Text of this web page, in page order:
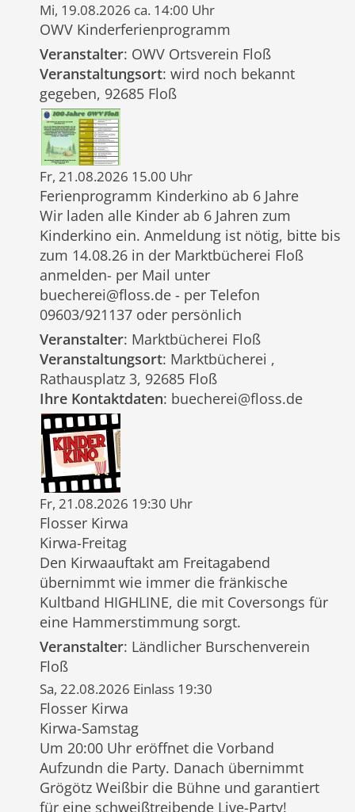
Mi, 19.08.2026 ca. 14:00 Uhr
OWV Kinderferienprogramm
Veranstalter: OWV Ortsverein Floß
Veranstaltungsort: wird noch bekannt
gegeben, 92685 Floß
Fr, 21.08.2026 15.00 Uhr
Ferienprogramm Kinderkino ab 6 Jahre
Wir laden alle Kinder ab 6 Jahren zum
Kinderkino ein. Anmeldung ist nötig, bitte bis
zum 14.08.26 in der Marktbücherei Floß
anmelden- per Mail unter
buecherei@floss.de - per Telefon
09603/921137 oder persönlich
Veranstalter: Marktbücherei Floß
Veranstaltungsort: Marktbücherei ,
Rathausplatz 3, 92685 Floß
Ihre Kontaktdaten: buecherei@floss.de
Fr, 21.08.2026 19:30 Uhr
Flosser Kirwa
Kirwa-Freitag
Den Kirwaauftakt am Freitagabend
übernimmt wie immer die fränkische
Kultband HIGHLINE, die mit Coversongs für
eine Hammerstimmung sorgt.
Veranstalter: Ländlicher Burschenverein
Floß
Sa, 22.08.2026 Einlass 19:30
Flosser Kirwa
Kirwa-Samstag
Um 20:00 Uhr eröffnet die Vorband
Aufzundn die Party. Danach übernimmt
Grögötz Weißbir die Bühne und garantiert
für eine schweißtreibende Live-Party!